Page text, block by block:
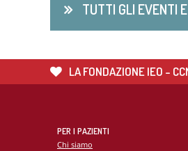
TUTTI GLI EVENTI
LA FONDAZIONE IEO -
PER I PAZIENTI
Chi siamo